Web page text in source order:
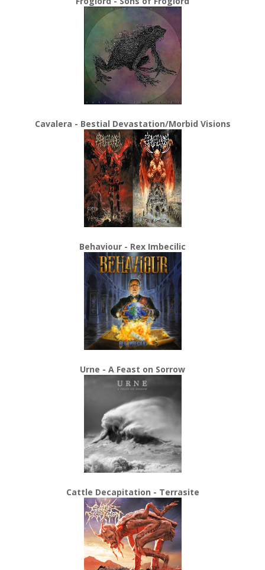
Cavalera - Bestial Devastation/Morbid Visions
Behaviour - Rex Imbecilic
Urne - A Feast on Sorrow
Cattle Decapitation - Terrasite